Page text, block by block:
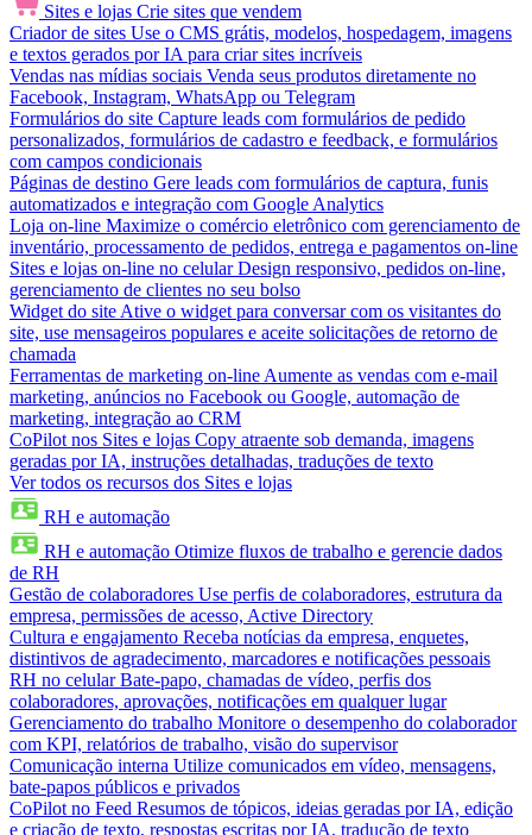
Sites e lojas Crie sites que vendem
Criador de sites Use o CMS grátis, modelos, hospedagem, imagens
e textos gerados por IA para criar sites incríveis
Vendas nas mídias sociais Venda seus produtos diretamente no
Facebook, Instagram, WhatsApp ou Telegram
Formulários do site Capture leads com formulários de pedido
personalizados, formulários de cadastro e feedback, e formulários
com campos condicionais
Páginas de destino Gere leads com formulários de captura, funis
automatizados e integração com Google Analytics
Loja on-line Maximize o comércio eletrônico com gerenciamento de
inventário, processamento de pedidos, entrega e pagamentos on-line
Sites e lojas on-line no celular Design responsivo, pedidos on-line,
gerenciamento de clientes no seu bolso
Widget do site Ative o widget para conversar com os visitantes do
site, use mensageiros populares e aceite solicitações de retorno de
chamada
Ferramentas de marketing on-line Aumente as vendas com e-mail
marketing, anúncios no Facebook ou Google, automação de
marketing, integração ao CRM
CoPilot nos Sites e lojas Copy atraente sob demanda, imagens
geradas por IA, instruções detalhadas, traduções de texto
Ver todos os recursos dos Sites e lojas
RH e automação
RH e automação Otimize fluxos de trabalho e gerencie dados
de RH
Gestão de colaboradores Use perfis de colaboradores, estrutura da
empresa, permissões de acesso, Active Directory
Cultura e engajamento Receba notícias da empresa, enquetes,
distintivos de agradecimento, marcadores e notificações pessoais
RH no celular Bate-papo, chamadas de vídeo, perfis dos
colaboradores, aprovações, notificações em qualquer lugar
Gerenciamento do trabalho Monitore o desempenho do colaborador
com KPI, relatórios de trabalho, visão do supervisor
Comunicação interna Utilize comunicados em vídeo, mensagens,
bate-papos públicos e privados
CoPilot no Feed Resumos de tópicos, ideias geradas por IA, edição
e criação de texto, respostas escritas por IA, tradução de texto